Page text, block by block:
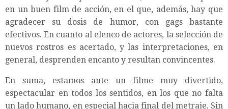
en un buen film de acción, en el que, además, hay que
agradecer su dosis de humor, con gags bastante
efectivos. En cuanto al elenco de actores, la selección de
nuevos rostros es acertado, y las interpretaciones, en
general, desprenden encanto y resultan convincentes.
En suma, estamos ante un filme muy divertido,
espectacular en todos los sentidos, en los que no falta
un lado humano, en especial hacia final del metraje. Sin